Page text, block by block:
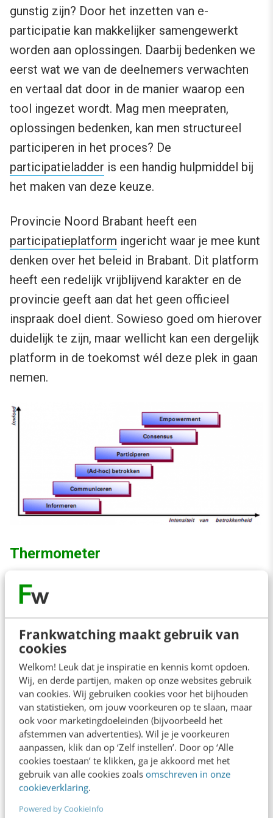
Frankwatching maakt gebruik van
cookies
Welkom! Leuk dat je inspiratie en kennis komt opdoen.
Wij, en derde partijen, maken op onze websites gebruik
van cookies. Wij gebruiken cookies voor het bijhouden
van statistieken, om jouw voorkeuren op te slaan, maar
ook voor marketingdoeleinden (bijvoorbeeld het
afstemmen van advertenties). Wil je je voorkeuren
aanpassen, klik dan op ‘Zelf instellen’. Door op ‘Alle
cookies toestaan’ te klikken, ga je akkoord met het
gebruik van alle cookies zoals omschreven in onze
cookieverklaring.
Powered by CookieInfo
gunstig zijn? Door het inzetten van e-
participatie kan makkelijker samengewerkt
worden aan oplossingen. Daarbij bedenken we
eerst wat we van de deelnemers verwachten
en vertaal dat door in de manier waarop een
tool ingezet wordt. Mag men meepraten,
oplossingen bedenken, kan men structureel
participeren in het proces? De
participatieladder is een handig hulpmiddel bij
het maken van deze keuze.
Provincie Noord Brabant heeft een
participatieplatform ingericht waar je mee kunt
denken over het beleid in Brabant. Dit platform
heeft een redelijk vrijblijvend karakter en de
provincie geeft aan dat het geen officieel
inspraak doel dient. Sowieso goed om hierover
duidelijk te zijn, maar wellicht kan een dergelijk
platform in de toekomst wél deze plek in gaan
nemen.
Thermometer
Gedurende het hele project kunnen we e-
participatie inzetten als thermometer voor het
sentiment
. Als het digitale lijntje naar de
doelgroep reeds is gelegd, is het namelijk
eenvoudig om een grote groep mensen te
benaderen. Zo houden we de vinger aan de
pols en voorkomen we verrassingen achteraf.
Ook tussentijdse resultaten kunnen worden
teruggekoppeld aan burgers. Dit versterkt het
gevoel dat deoverheidof het bedrijf
daadwerkelijk naar een oplossing toewerkt die
ook hen aangaat.